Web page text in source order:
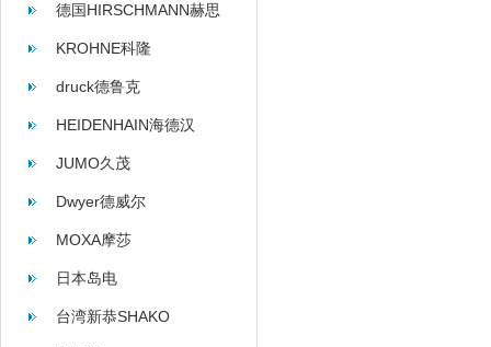
德国HIRSCHMANN赫思
曼
KROHNE科隆
druck德鲁克
HEIDENHAIN海德汉
JUMO久茂
Dwyer德威尔
MOXA摩莎
日本岛电
台湾新恭SHAKO